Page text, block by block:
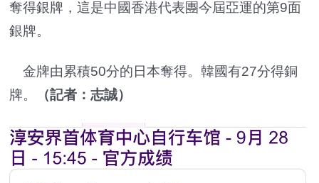
奪得銀牌，這是中國香港代表團今屆亞運的第9面
銀牌。
金牌由累積50分的日本奪得。韓國有27分得銅
牌。
（記者：志誠）